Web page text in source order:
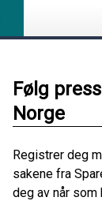
Følg
Norge
Registrer deg
sakene fra
deg av når som